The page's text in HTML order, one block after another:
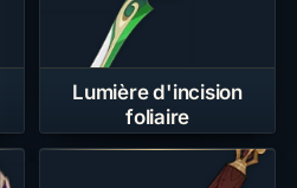
Lumière d'incision
foliaire